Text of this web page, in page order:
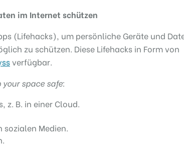
im Internet schützen
(Lifehacks), um persönliche Geräte und
zu schützen. Diese Lifehacks in Form von
verfügbar.
your space safe:
z. B. in einer Cloud.
sozialen Medien.